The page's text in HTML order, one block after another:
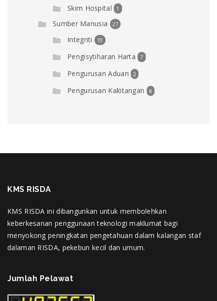
Skim Hospital 1
Sumber Manusia 27
Integriti 10
Pengisytiharan Harta 7
Pengurusan Aduan 2
Pengurusan Kakitangan 8
KMS RISDA
KMS RISDA ini dibangunkan untuk membolehkan
keberkesanan penggunaan teknologi maklumat bagi
menyokong peningkatan pengetahuan dalam kalangan staf
dalaman RISDA, pekebun kecil dan umum.
Jumlah Pelawat